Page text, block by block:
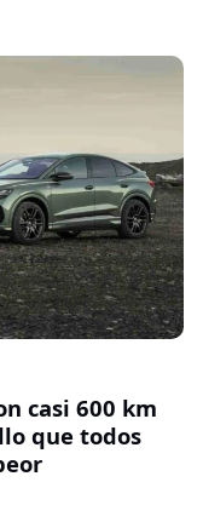
casi 600 km
que todos